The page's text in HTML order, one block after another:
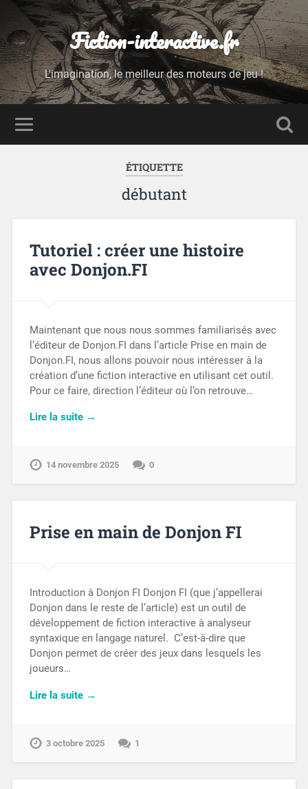
Fiction-interactive.fr
L'imagination, le meilleur des moteurs de jeu !
ÉTIQUETTE
débutant
Tutoriel : créer une histoire
avec Donjon.FI
Maintenant que nous nous sommes familiarisés avec
l’éditeur de Donjon.FI dans l’article Prise en main de
Donjon.FI, nous allons pouvoir nous intéresser à la
création d’une fiction interactive en utilisant cet outil.
Pour ce faire, direction l’éditeur où l’on retrouve…
Lire la suite →
14 novembre 2025 0
Prise en main de Donjon FI
Introduction à Donjon FI Donjon FI (que j’appellerai
Donjon dans le reste de l’article) est un outil de
développement de fiction interactive à analyseur
syntaxique en langage naturel. C’est-à-dire que
Donjon permet de créer des jeux dans lesquels les
joueurs…
Lire la suite →
3 octobre 2025 1